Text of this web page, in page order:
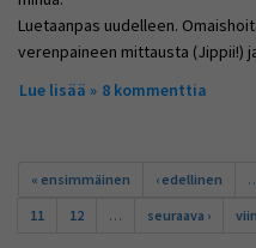
Luetaanpas uudelleen.
verenpaineen mittausta (Jippii!)
Lue lisää about Omaishoitaja
8 kommenttia
« ensimmäinen ‹ edellinen
11
12 … seuraava ›